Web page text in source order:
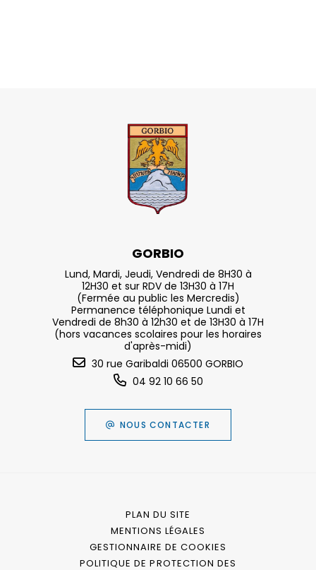
GORBIO
Lund, Mardi, Jeudi, Vendredi de 8H30 à
12H30 et sur RDV de 13H30 à 17H
(Fermée au public les Mercredis)
Permanence téléphonique Lundi et
Vendredi de 8h30 à 12h30 et de 13H30 à 17H
(hors vacances scolaires pour les horaires
d'après-midi)
30 rue Garibaldi 06500 GORBIO
04 92 10 66 50
NOUS CONTACTER
PLAN DU SITE
MENTIONS LÉGALES
GESTIONNAIRE DE COOKIES
POLITIQUE DE PROTECTION DES